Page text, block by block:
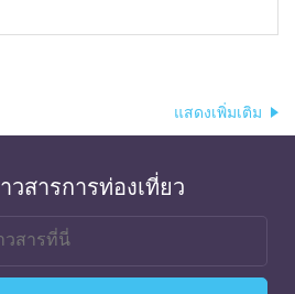
แสดงเพิ่มเติม
สารการท่องเที่ยว